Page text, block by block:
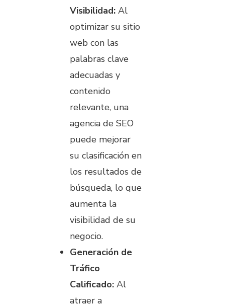
Visibilidad: Al
optimizar su sitio
web con las
palabras clave
adecuadas y
contenido
relevante, una
agencia de SEO
puede mejorar
su clasificación en
los resultados de
búsqueda, lo que
aumenta la
visibilidad de su
negocio.
Generación de
Tráfico
Calificado: Al
atraer a